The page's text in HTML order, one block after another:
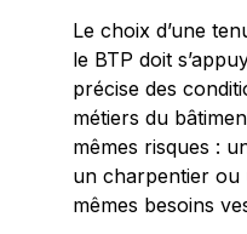
Le choix d’une
le BTP doit
précise des
métiers du
mêmes risques :
un charpentier ou
mêmes besoins